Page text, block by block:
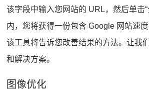
该字段中输入您网站的 URL，然后单击“
内，您将获得一份包含 Google 网站速度
该工具将告诉您改善结果的方法。让我
和解决方案。
图像优化